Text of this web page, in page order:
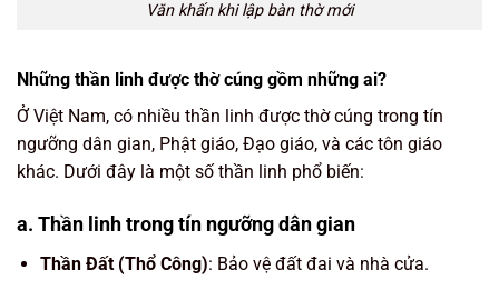
Văn khấn khi lập bàn thờ mới
Những thần linh được thờ cúng gồm những ai?
Ở Việt Nam, có nhiều thần linh được thờ cúng trong tín
ngưỡng dân gian, Phật giáo, Đạo giáo, và các tôn giáo
khác. Dưới đây là một số thần linh phổ biến:
a. Thần linh trong tín ngưỡng dân gian
Thần Đất (Thổ Công): Bảo vệ đất đai và nhà cửa.